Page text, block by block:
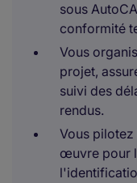
sous
conformité
Vous
projet,
suivi des
rendus.
Vous
œuvre pour